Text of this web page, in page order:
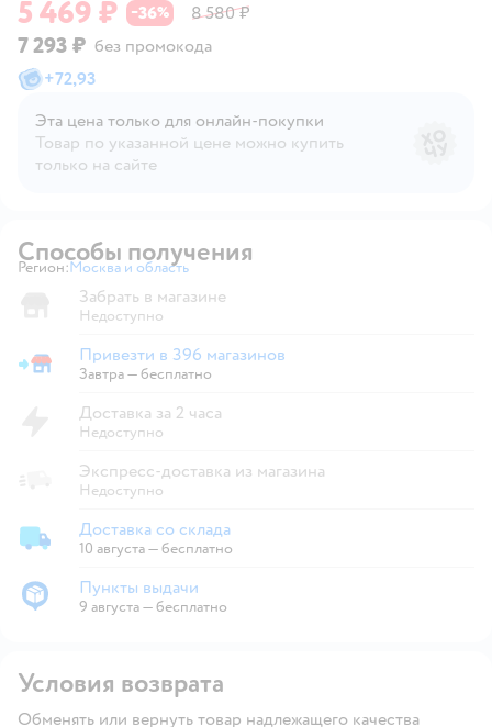
5 469 ₽ −36% 8 580 ₽
7 293 ₽ без промокода
+72,93
Эта цена только для онлайн‑покупки
Товар по указанной цене можно купить
только на сайте
Способы получения
Регион: Выбор адреса доставки.
Москва и область
Забрать в магазине
Недоступно
Привезти в магазин
Привезти в 396 магазинов
Завтра—бесплатно
Доставка за 2 часа
Недоступно
Экспресс-доставка из магазина
Недоступно
Доставка со склада
Доставка со склада
10 августа—бесплатно
Пункты выдачи
Пункты выдачи
9 августа—бесплатно
Условия возврата
Обменять или вернуть товар надлежащего качества